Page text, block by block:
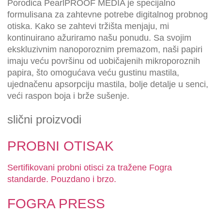
Porodica PearlPROOF MEDIA je specijalno
formulisana za zahtevne potrebe digitalnog probnog
otiska. Kako se zahtevi tržišta menjaju, mi
kontinuirano ažuriramo našu ponudu. Sa svojim
ekskluzivnim nanoporoznim premazom, naši papiri
imaju veću površinu od uobičajenih mikroporoznih
papira, što omogućava veću gustinu mastila,
ujednačenu apsorpciju mastila, bolje detalje u senci,
veći raspon boja i brže sušenje.
slični proizvodi
PROBNI OTISAK
Sertifikovani probni otisci za tražene Fogra
standarde. Pouzdano i brzo.
FOGRA PRESS